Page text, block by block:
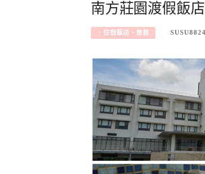
南方莊園渡假飯
‧住宿飯店、旅館 SUSU8824